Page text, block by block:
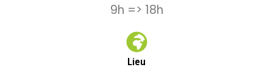
9h => 18h
Lieu